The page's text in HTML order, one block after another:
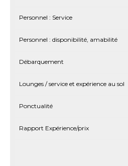
Personnel : Service
Personnel : disponibilité, amabilité
Débarquement
Lounges / service et expérience au sol
Ponctualité
Rapport Expérience/prix